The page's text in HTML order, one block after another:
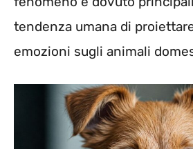
tendenza umana di
emozioni sugli animali